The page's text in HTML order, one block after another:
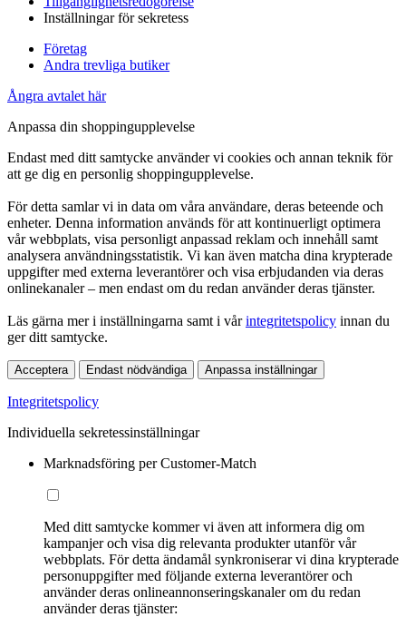
Inställningar för sekretess
Företag
Andra trevliga butiker
Ångra avtalet här
Anpassa din shoppingupplevelse
Endast med ditt samtycke använder vi cookies och annan teknik för
att ge dig en personlig shoppingupplevelse.
För detta samlar vi in data om våra användare, deras beteende och
enheter. Denna information används för att kontinuerligt optimera
vår webbplats, visa personligt anpassad reklam och innehåll samt
analysera användningsstatistik. Vi kan även matcha dina krypterade
uppgifter med externa leverantörer och visa erbjudanden via deras
onlinekanaler – men endast om du redan använder deras tjänster.
Läs gärna mer i inställningarna samt i vårintegritetspolicy innan du
ger ditt samtycke.
Acceptera Endast nödvändiga Anpassa inställningar
Integritetspolicy
Individuella sekretessinställningar
Marknadsföring per Customer-Match
Med ditt samtycke kommer vi även att informera dig om
kampanjer och visa dig relevanta produkter utanför vår
webbplats. För detta ändamål synkroniserar vi dina krypterade
personuppgifter med följande externa leverantörer och
använder deras onlineannonseringskanaler om du redan
använder deras tjänster: